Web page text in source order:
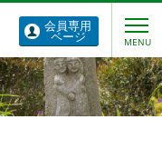
会員専用
ページ